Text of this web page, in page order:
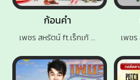
ก้อนคำ
เพชร สหรัตน์ ft.เร็กเก้ บ้านสวน